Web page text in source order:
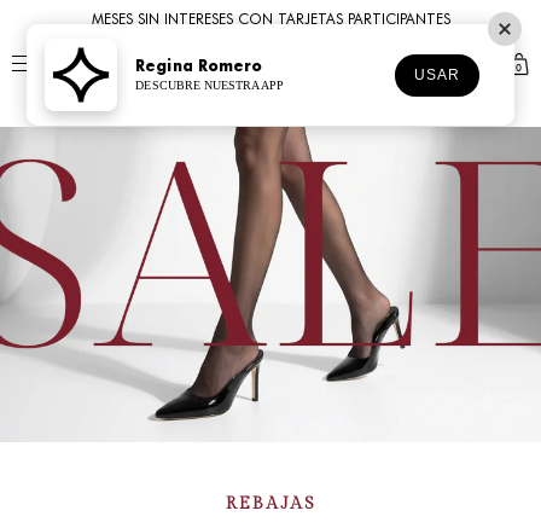
MESES SIN INTERESES CON TARJETAS PARTICIPANTES
0
REBAJAS
Regina Romero
DESCUBRE NUESTRA APP
USAR